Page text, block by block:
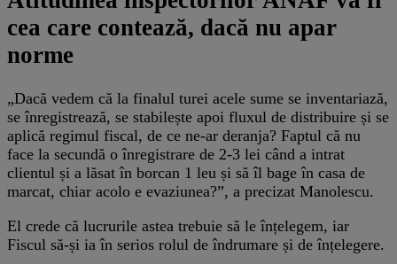
cea care contează, dacă nu apar
norme
„Dacă vedem că la finalul turei acele sume se inventariază,
se înregistrează, se stabilește apoi fluxul de distribuire și se
aplică regimul fiscal, de ce ne-ar deranja? Faptul că nu
face la secundă o înregistrare de 2-3 lei când a intrat
clientul și a lăsat în borcan 1 leu și să îl bage în casa de
marcat, chiar acolo e evaziunea?”, a precizat Manolescu.
El crede că lucrurile astea trebuie să le înțelegem, iar
Fiscul să-și ia în serios rolul de îndrumare și de înțelegere.